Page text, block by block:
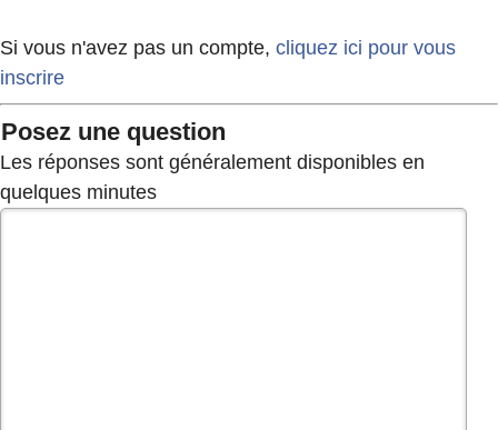
Si vous n'avez pas un compte, cliquez ici pour vous
inscrire
Posez une question
Les réponses sont généralement disponibles en
quelques minutes